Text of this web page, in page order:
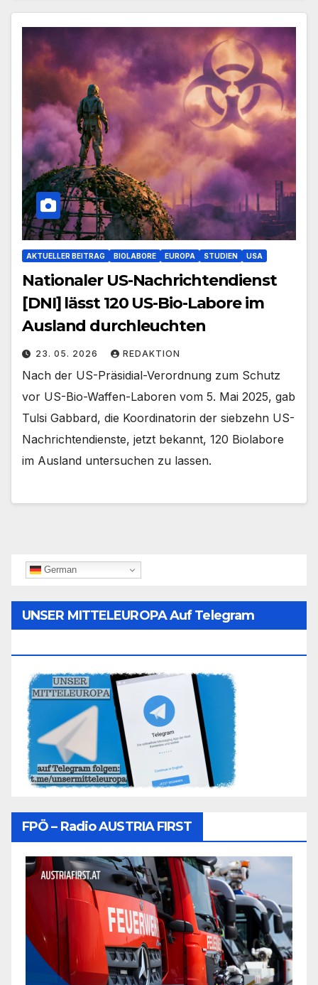
AKTUELLER BEITRAG BIOLABORE EUROPA STUDIEN USA
Nationaler US-Nachrichtendienst
[DNI] lässt 120 US-Bio-Labore im
Ausland durchleuchten
23. 05. 2026 REDAKTION
Nach der US-Präsidial-Verordnung zum Schutz
vor US-Bio-Waffen-Laboren vom 5. Mai 2025, gab
Tulsi Gabbard, die Koordinatorin der siebzehn US-
Nachrichtendienste, jetzt bekannt, 120 Biolabore
im Ausland untersuchen zu lassen.
German
UNSER MITTELEUROPA Auf Telegram
FPÖ – Radio AUSTRIA FIRST